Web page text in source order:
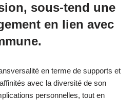
sous-tend une
en lien avec
en terme de supports et
avec la diversité de son
personnelles, tout en